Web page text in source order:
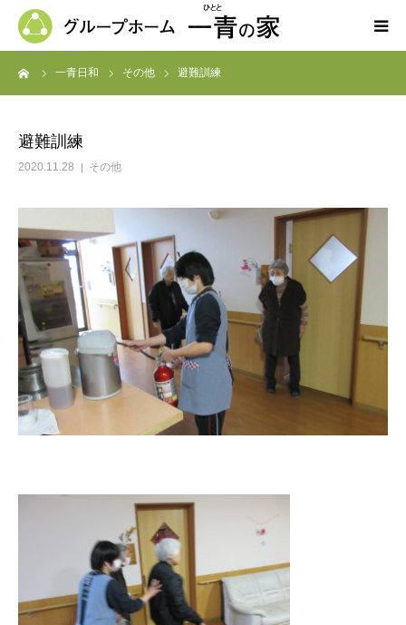
一青日和 その他 避難訓練
避難訓練
2020.11.28 その他
ホーム
ブログ
よくある質問
お問い合わせ